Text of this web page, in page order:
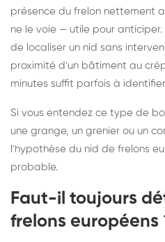
présence du frelon nettement
ne le voie — utile pour anticiper.
de localiser un nid sans
proximité d'un bâtiment au
minutes suffit parfois à
Si vous entendez ce type de
une grange, un grenier ou un
l'hypothèse du nid de frelons
probable.
Faut-il toujours
frelons européens